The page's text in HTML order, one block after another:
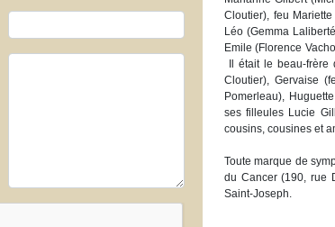
Cloutier), feu
Léo (Gemma
Emile (Florence
Il était le beau-frère
Cloutier), Gervaise
Pomerleau),
ses filleules Lucie
cousins, cousines et
Toute marque de
du Cancer (190, rue
Saint-Joseph.